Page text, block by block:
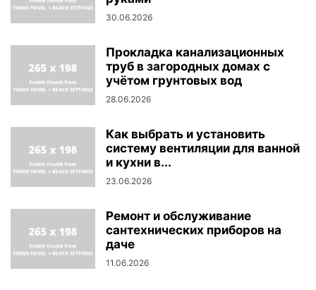
30.06.2026
Прокладка канализационных
труб в загородных домах с
учётом грунтовых вод
28.06.2026
Как выбрать и установить
систему вентиляции для ванной
и кухни в...
23.06.2026
Ремонт и обслуживание
сантехнических приборов на
даче
11.06.2026